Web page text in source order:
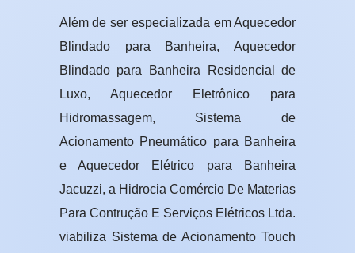
Além de ser especializada em Aquecedor
Blindado para Banheira, Aquecedor
Blindado para Banheira Residencial de
Luxo, Aquecedor Eletrônico para
Hidromassagem, Sistema de
Acionamento Pneumático para Banheira
e Aquecedor Elétrico para Banheira
Jacuzzi, a Hidrocia Comércio De Materias
Para Contrução E Serviços Elétricos Ltda.
viabiliza Sistema de Acionamento Touch